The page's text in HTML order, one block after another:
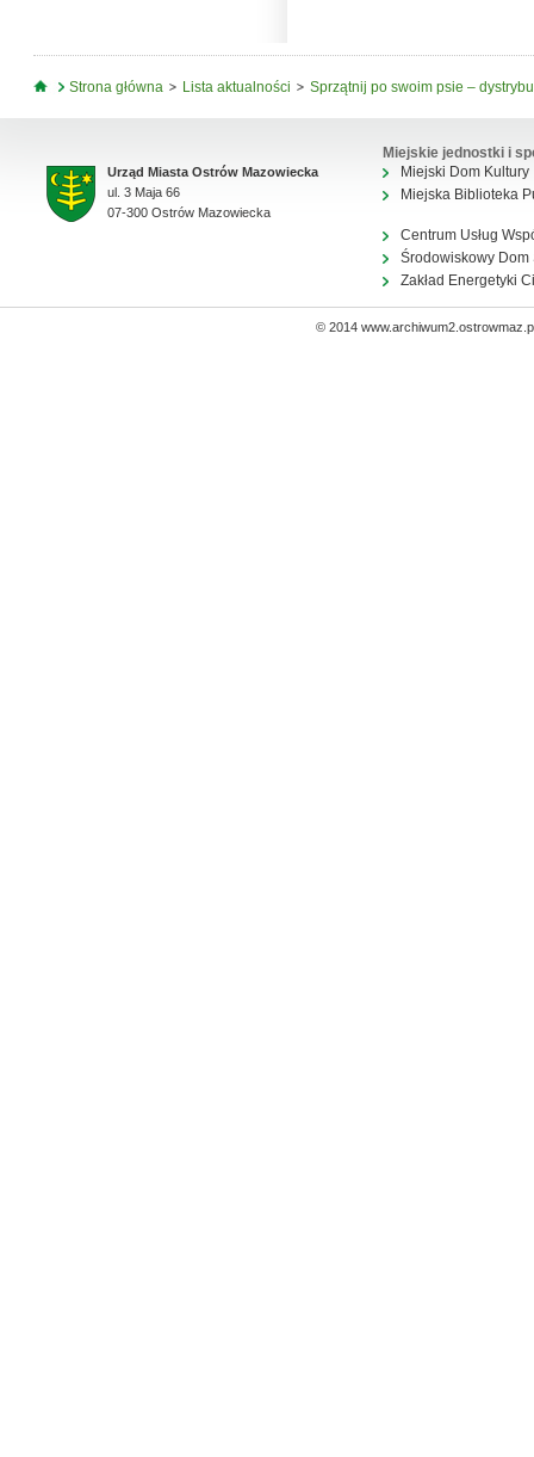
Jesteś tutaj
Strona główna Lista aktualności Sprzątnij po swoim psie –
Urząd Miasta Ostrów Mazowiecka
ul. 3 Maja 66
07-300 Ostrów Mazowiecka
Miejskie jednostki i
Miejski Dom Kultury
Miejska Biblioteka
Centrum Usług
Środowiskowy Dom
Zakład Energetyki
© 2014